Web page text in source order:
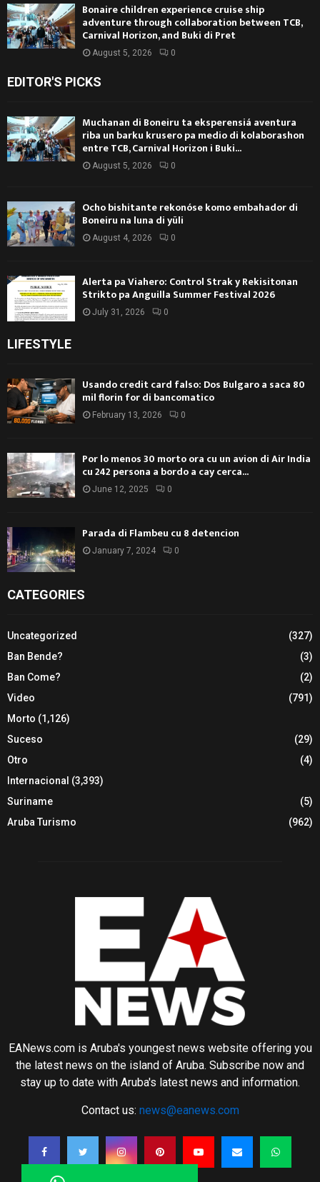
Bonaire children experience cruise ship
adventure through collaboration between TCB,
Carnival Horizon, and Buki di Pret
August 5, 2026 0
EDITOR'S PICKS
Muchanan di Boneiru ta eksperensiá aventura
riba un barku krusero pa medio di kolaborashon
entre TCB, Carnival Horizon i Buki...
August 5, 2026 0
Ocho bishitante rekonóse komo embahador di
Boneiru na luna di yüli
August 4, 2026 0
Alerta pa Viahero: Control Strak y Rekisitonan
Strikto pa Anguilla Summer Festival 2026
July 31, 2026 0
LIFESTYLE
Usando credit card falso: Dos Bulgaro a saca 80
mil florin for di bancomatico
February 13, 2026 0
Por lo menos 30 morto ora cu un avion di Air India
cu 242 persona a bordo a cay cerca...
June 12, 2025 0
Parada di Flambeu cu 8 detencion
January 7, 2024 0
CATEGORIES
Uncategorized
(327)
Ban Bende?
(3)
Ban Come?
(2)
Video
(791)
Morto (1,126)
Suceso
(29)
Otro
(4)
Internacional (3,393)
Suriname
(5)
Aruba Turismo
(962)
EANews.com is Aruba's youngest news website offering you
the latest news on the island of Aruba. Subscribe now and
stay up to date with Aruba's latest news and information.
Contact us: news@eanews.com